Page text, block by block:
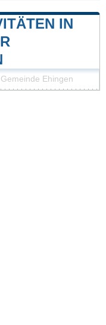
IN
Ehingen